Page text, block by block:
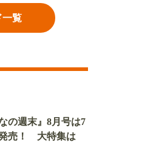
一覧
の週末』8月号は7
売！ 大特集は